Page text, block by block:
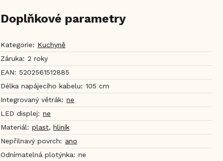
Doplňkové parametry
Kategorie: Kuchyně
Záruka: 2 roky
EAN: 5202561512885
Délka napájecího kabelu: 105 cm
Integrovaný větrák: ne
LED displej: ne
Materiál: plast, hliník
Nepřilnavý povrch: ano
Odnímatelná plotýnka: ne